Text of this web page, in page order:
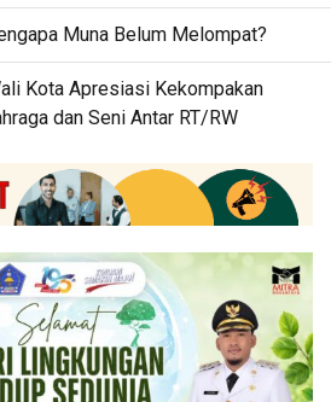
Muna Belum Melompat?
Kota Apresiasi Kekompakan
dan Seni Antar RT/RW